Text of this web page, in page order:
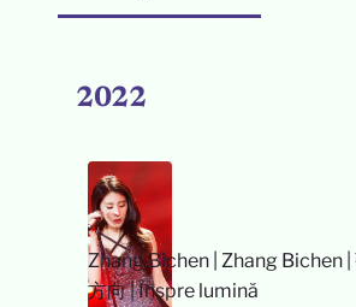
2022
Zhang Bichen Zhang Bichen |
方向 | Înspre lumină